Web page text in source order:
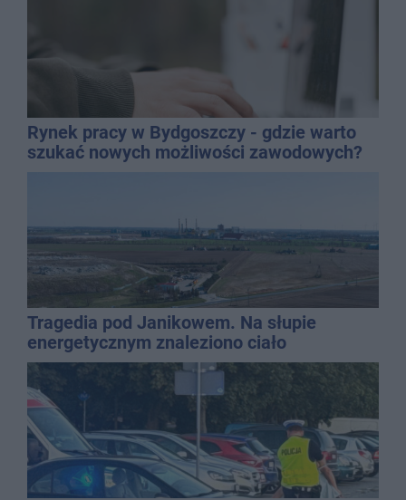
Rynek pracy w Bydgoszczy - gdzie warto
szukać nowych możliwości zawodowych?
Tragedia pod Janikowem. Na słupie
energetycznym znaleziono ciało
mężczyzny